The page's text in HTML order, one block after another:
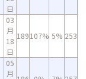
日
03
月
18
日
189107% 5% 253
05
月